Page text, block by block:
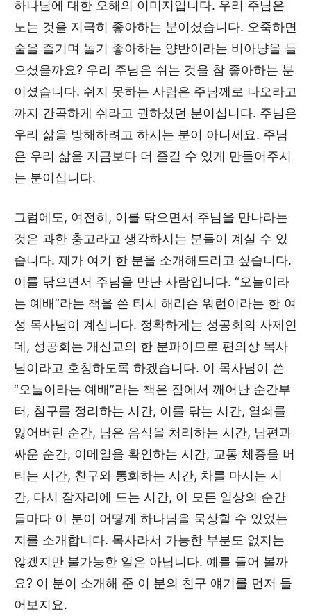
하나님에 대한 오해의 이미지입니다. 우리 주님은
노는 것을 지극히 좋아하는 분이셨습니다. 오죽하면
술을 즐기며 놀기 좋아하는 양반이라는 비아냥을 들
으셨을까요? 우리 주님은 쉬는 것을 참 좋아하는 분
이셨습니다. 쉬지 못하는 사람은 주님께로 나오라고
까지 간곡하게 쉬라고 권하셨던 분이십니다. 주님은
우리 삶을 방해하려고 하시는 분이 아니세요. 주님
은 우리 삶을 지금보다 더 즐길 수 있게 만들어주시
는 분이십니다.
그럼에도, 여전히, 이를 닦으면서 주님을 만나라는
것은 과한 충고라고 생각하시는 분들이 계실 수 있
습니다. 제가 여기 한 분을 소개해드리고 싶습니다.
이를 닦으면서 주님을 만난 사람입니다. “오늘이라
는 예배”라는 책을 쓴 티시 해리슨 워런이라는 한 여
성 목사님이 계십니다. 정확하게는 성공회의 사제인
데, 성공회는 개신교의 한 분파이므로 편의상 목사
님이라고 호칭하도록 하겠습니다. 이 목사님이 쓴
“오늘이라는 예배”라는 책은 잠에서 깨어난 순간부
터, 침구를 정리하는 시간, 이를 닦는 시간, 열쇠를
잃어버린 순간, 남은 음식을 처리하는 시간, 남편과
싸운 순간, 이메일을 확인하는 시간, 교통 체증을 버
티는 시간, 친구와 통화하는 시간, 차를 마시는 시
간, 다시 잠자리에 드는 시간, 이 모든 일상의 순간
들마다 이 분이 어떻게 하나님을 묵상할 수 있었는
지를 소개합니다. 목사라서 가능한 부분도 없지는
않겠지만 불가능한 일은 아닙니다. 예를 들어 볼까
요? 이 분이 소개해 준 이 분의 친구 얘기를 먼저 들
어보지요.